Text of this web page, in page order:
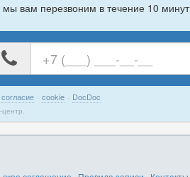
вам перезвоним в течение 10 минут
номер
телефона
согласие · cookie · DocDoc
центр.